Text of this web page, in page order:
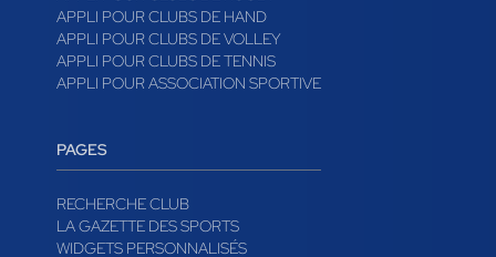
APPLI POUR CLUBS DE HAND
APPLI POUR CLUBS DE VOLLEY
APPLI POUR CLUBS DE TENNIS
APPLI POUR ASSOCIATION SPORTIVE
PAGES
RECHERCHE CLUB
LA GAZETTE DES SPORTS
WIDGETS PERSONNALISÉS